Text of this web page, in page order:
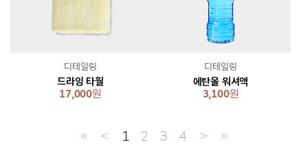
드라잉 타월
17,000원
디테일링
에탄올 워셔액
3,100원
디테일링
≪ ＜ 1 2 3 4 ＞ ≫